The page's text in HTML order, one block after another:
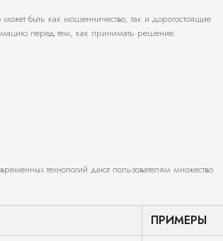
быть как мошенничество, так и дорогостоящие
перед тем, как принимать решение.
технологий дают пользователям множество
ПРИМЕРЫ